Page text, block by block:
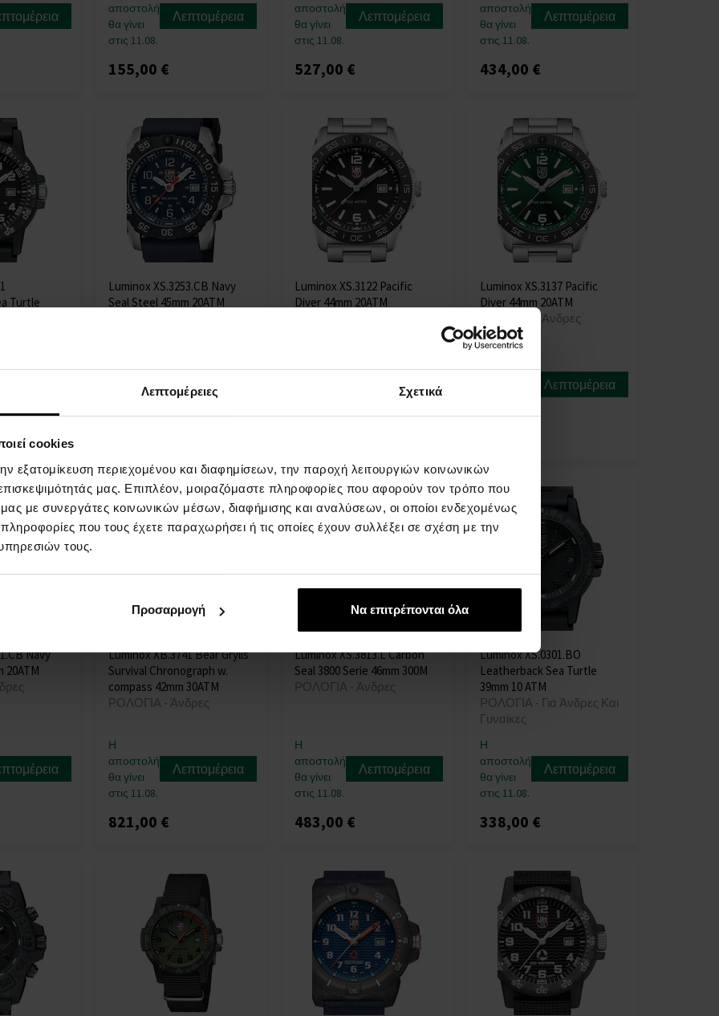
Λεπτομέρειες Σχετικά
cookies
εξατομίκευση περιεχομένου και διαφημίσεων, την παροχή λειτουργιών κοινωνικών
μας. Επιπλέον, μοιραζόμαστε πληροφορίες που αφορούν τον τρόπο που
μας με συνεργάτες κοινωνικών μέσων, διαφήμισης και αναλύσεων, οι οποίοι ενδεχομένως
που τους έχετε παραχωρήσει ή τις οποίες έχουν συλλέξει σε σχέση με την
τους.
Προσαρμογή Να επιτρέπονται όλα
αποστολή
θα γίνει
στις 11.08.
Λεπτομέρεια
155,00 €
αποστολή
θα γίνει
στις 11.08.
Λεπτομέρεια
527,00 €
αποστολή
θα γίνει
στις 11.08.
Λεπτομέρεια
434,00 €
Turtle
Luminox XS.3253.CB Navy
Seal Steel 45mm 20ATM
θα γίνει
Λεπτομέρεια
Luminox XS.3122 Pacific
Diver 44mm 20ATM
Λεπτομέρεια
Luminox XS.3137 Pacific
Diver 44mm 20ATM
ΡΟΛΟΓΙΑ - Άνδρες
Λεπτομέρεια
Navy
20ATM
Luminox XB.3741 Bear Grylls
Survival Chronograph w.
compass 42mm 30ATM
ΡΟΛΟΓΙΑ - Άνδρες
Η
αποστολή
θα γίνει
στις 11.08.
Λεπτομέρεια
821,00 €
Luminox XS.3813.L Carbon
Seal 3800 Serie 46mm 300M
ΡΟΛΟΓΙΑ - Άνδρες
Η
αποστολή
θα γίνει
στις 11.08.
Λεπτομέρεια
483,00 €
Luminox XS.0301.BO
Leatherback Sea Turtle
39mm 10 ATM
ΡΟΛΟΓΙΑ - Για Άνδρες Και
Γυναίκες
Η
αποστολή
θα γίνει
στις 11.08.
Λεπτομέρεια
338,00 €